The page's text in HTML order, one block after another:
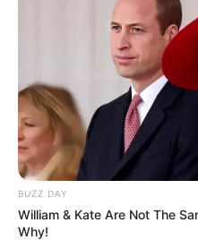
BUZZ DAY
William & Kate Are Not The
Why!